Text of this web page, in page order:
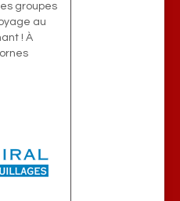
groupes
au
! À